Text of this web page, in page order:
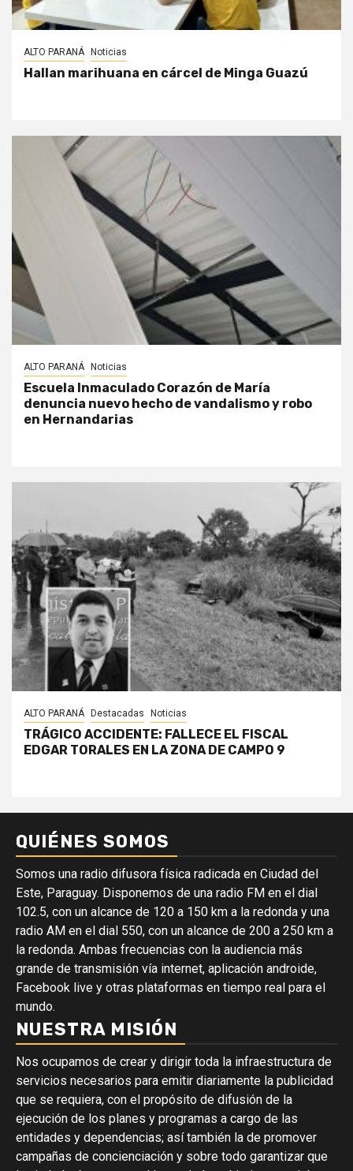
ALTO PARANÁ Noticias
Hallan marihuana en cárcel de Minga Guazú
ALTO PARANÁ Noticias
Escuela Inmaculado Corazón de María
denuncia nuevo hecho de vandalismo y robo
en Hernandarias
ALTO PARANÁ Destacadas Noticias
TRÁGICO ACCIDENTE: FALLECE EL FISCAL
EDGAR TORALES EN LA ZONA DE CAMPO 9
QUIÉNES SOMOS
Somos una radio difusora física radicada en Ciudad del
Este, Paraguay. Disponemos de una radio FM en el dial
102.5, con un alcance de 120 a 150 km a la redonda y una
radio AM en el dial 550, con un alcance de 200 a 250 km a
la redonda. Ambas frecuencias con la audiencia más
grande de transmisión vía internet, aplicación androide,
Facebook live y otras plataformas en tiempo real para el
mundo.
NUESTRA MISIÓN
Nos ocupamos de crear y dirigir toda la infraestructura de
servicios necesarios para emitir diariamente la publicidad
que se requiera, con el propósito de difusión de la
ejecución de los planes y programas a cargo de las
entidades y dependencias; así también la de promover
campañas de concienciación y sobre todo garantizar que